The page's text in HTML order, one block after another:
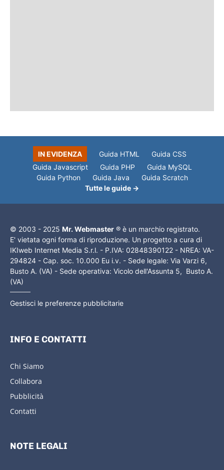
IN EVIDENZA Guida HTML
Guida CSS
Guida Javascript
Guida PHP
Guida MySQL
Guida Python
Guida Java
Guida Scratch
Tutte le guide →
© 2003 - 2025 Mr. Webmaster ® è un marchio registrato.
E' vietata ogni forma di riproduzione. Un progetto a cura di
IKIweb Internet Media S.r.l. - P.IVA: 02848390122 - NREA: VA-
294824 - Cap. soc. 10.000 Eu i.v. - Sede legale: Via Varzi 6,
Busto A. (VA) - Sede operativa: Vicolo dell'Assunta 5, Busto A.
(VA)
Gestisci le preferenze pubblicitarie
INFO E CONTATTI
Chi Siamo
Collabora
Pubblicità
Contatti
NOTE LEGALI